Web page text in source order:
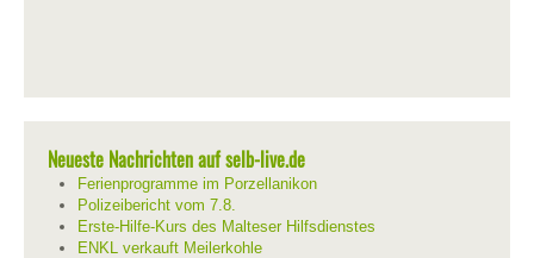
Neueste Nachrichten auf selb-live.de
Ferienprogramme im Porzellanikon
Polizeibericht vom 7.8.
Erste-Hilfe-Kurs des Malteser Hilfsdienstes
ENKL verkauft Meilerkohle